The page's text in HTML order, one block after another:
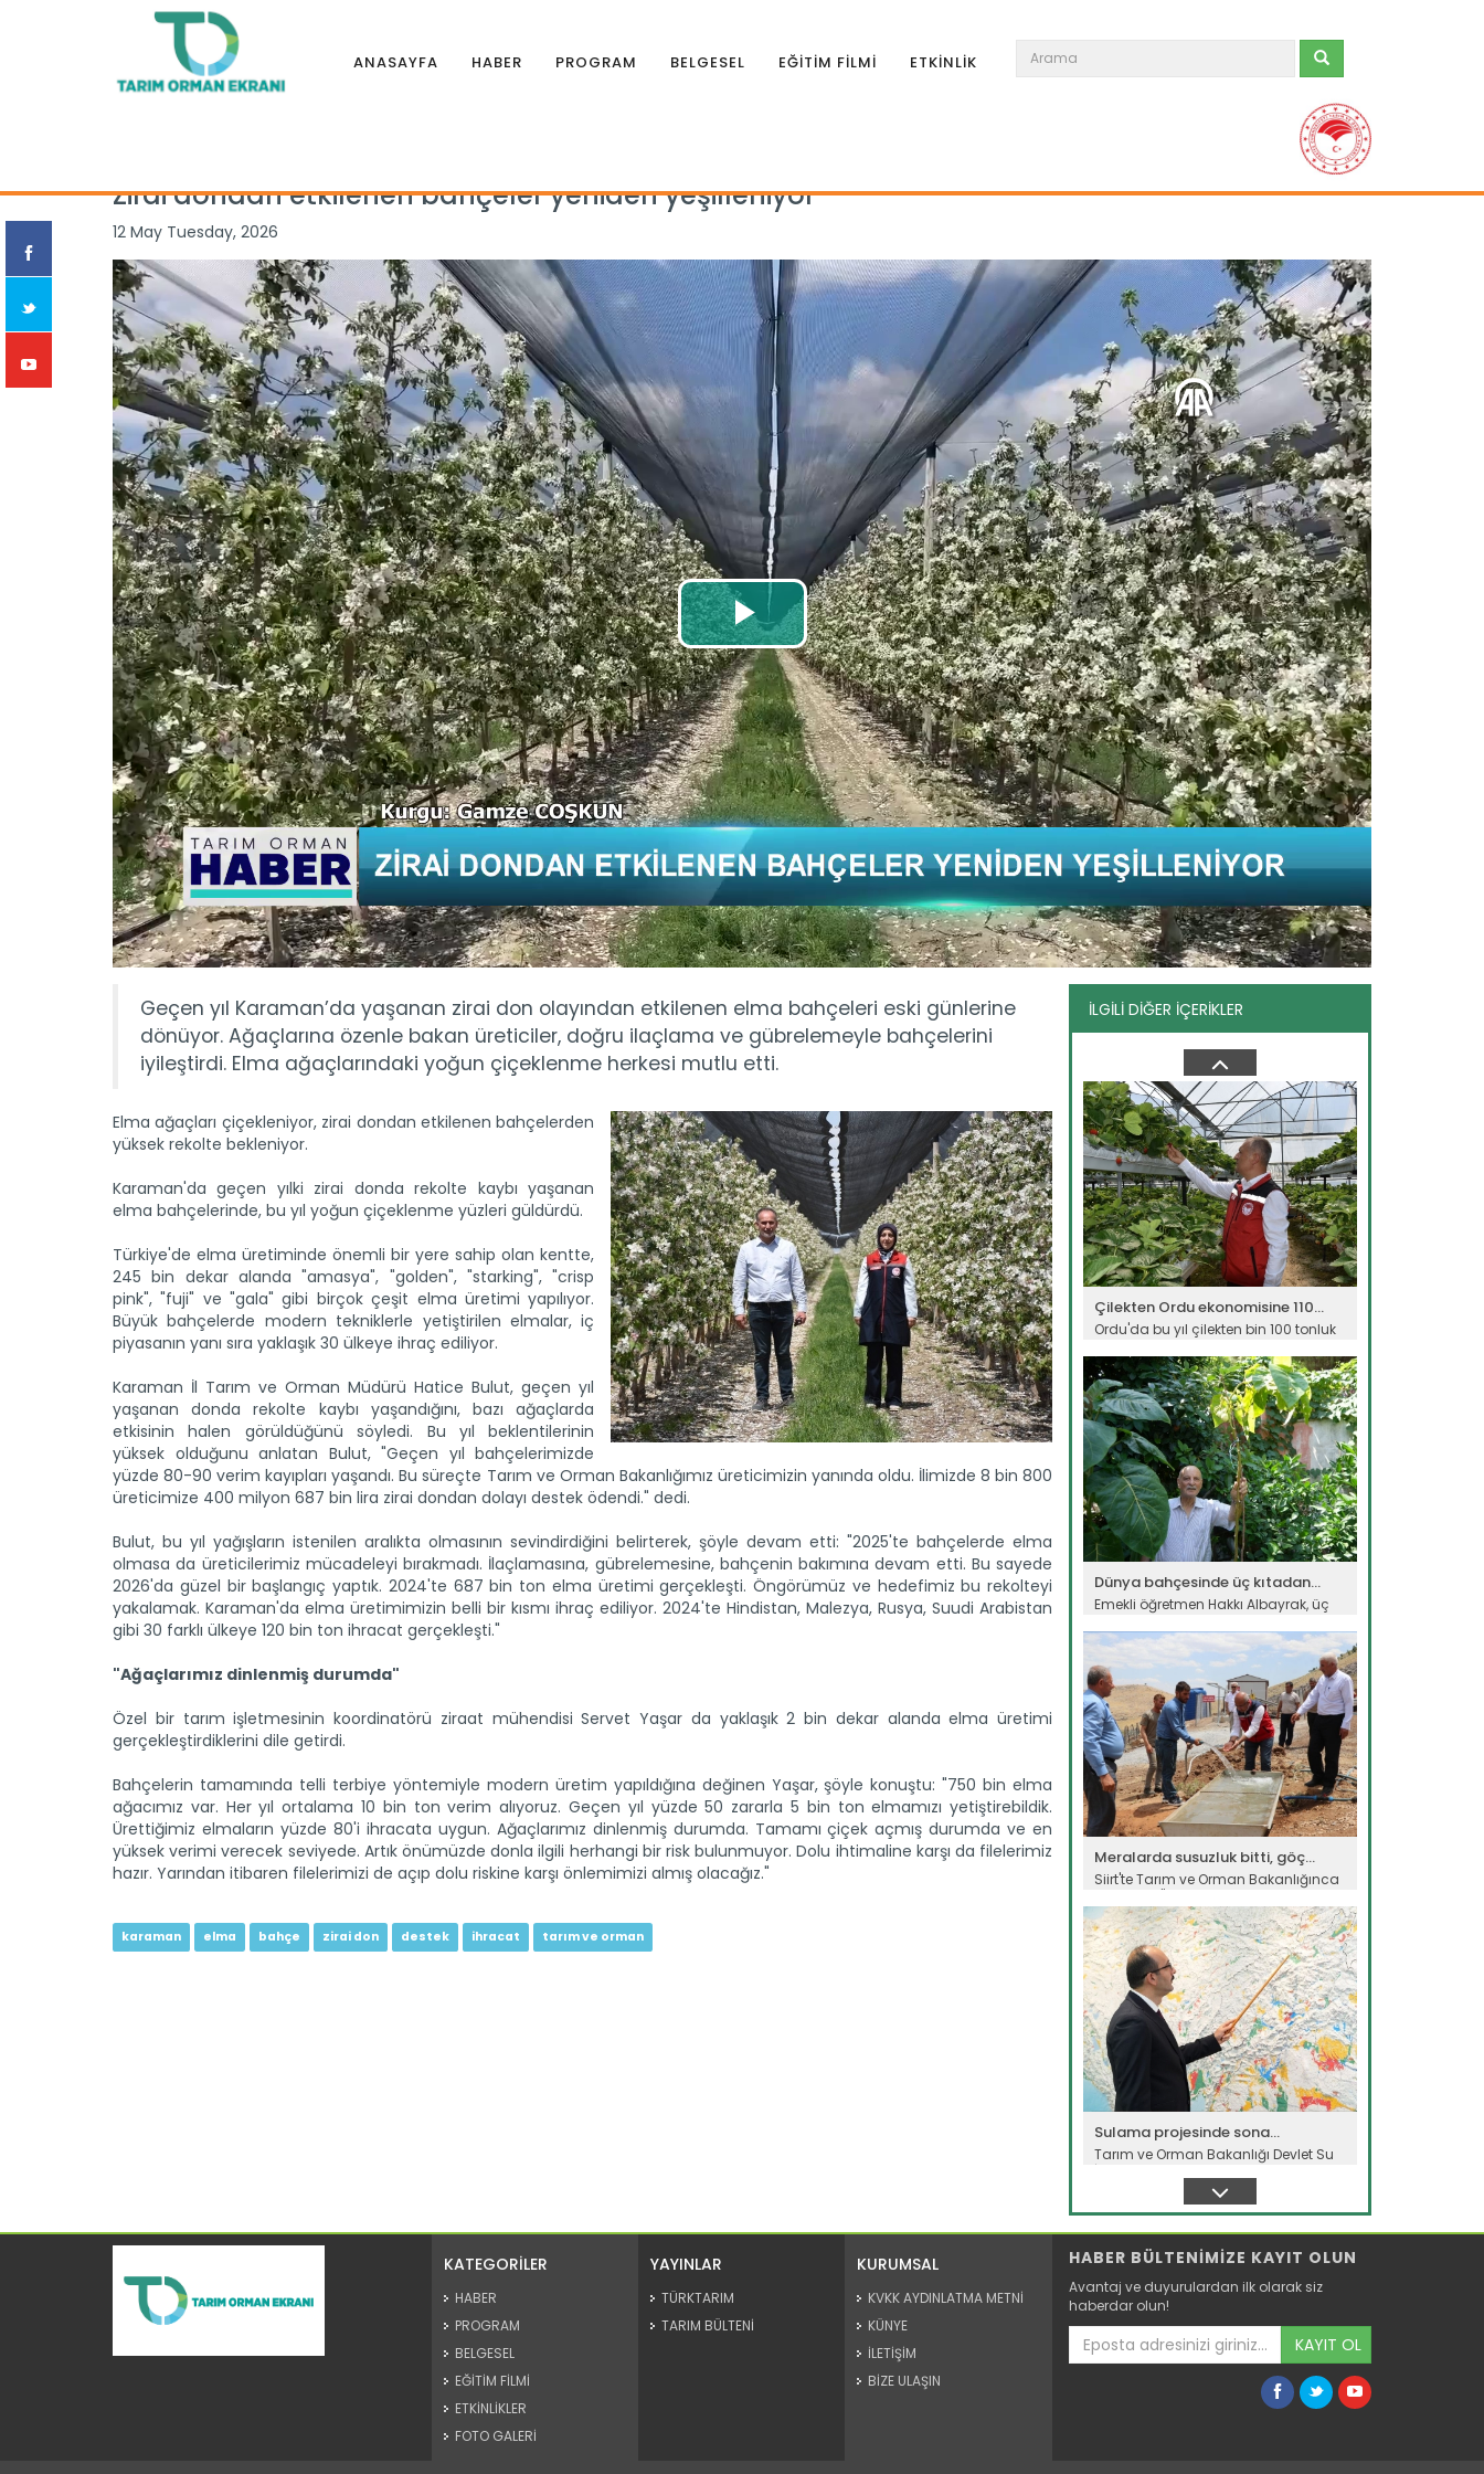
ANASAYFA HABER PROGRAM BELGESEL EĞİTİM FİLMİ ETKİNLİK
Zirai dondan etkilenen bahçeler yeniden yeşilleniyor
12 May Tuesday, 2026
Geçen yıl Karaman’da yaşanan zirai don olayından etkilenen elma bahçeleri eski günlerine
dönüyor. Ağaçlarına özenle bakan üreticiler, doğru ilaçlama ve gübrelemeyle bahçelerini
iyileştirdi. Elma ağaçlarındaki yoğun çiçeklenme herkesi mutlu etti.
Elma ağaçları çiçekleniyor, zirai dondan etkilenen bahçelerden
yüksek rekolte bekleniyor.
Karaman'da geçen yılki zirai donda rekolte kaybı yaşanan
elma bahçelerinde, bu yıl yoğun çiçeklenme yüzleri güldürdü.
Türkiye'de elma üretiminde önemli bir yere sahip olan kentte,
245 bin dekar alanda "amasya", "golden", "starking", "crisp
pink", "fuji" ve "gala" gibi birçok çeşit elma üretimi yapılıyor.
Büyük bahçelerde modern tekniklerle yetiştirilen elmalar, iç
piyasanın yanı sıra yaklaşık 30 ülkeye ihraç ediliyor.
Karaman İl Tarım ve Orman Müdürü Hatice Bulut, geçen yıl
yaşanan donda rekolte kaybı yaşandığını, bazı ağaçlarda
etkisinin halen görüldüğünü söyledi. Bu yıl beklentilerinin
yüksek olduğunu anlatan Bulut, "Geçen yıl bahçelerimizde
yüzde 80-90 verim kayıpları yaşandı. Bu süreçte Tarım ve Orman Bakanlığımız üreticimizin yanında oldu. İlimizde 8 bin 800
üreticimize 400 milyon 687 bin lira zirai dondan dolayı destek ödendi." dedi.
Bulut, bu yıl yağışların istenilen aralıkta olmasının sevindirdiğini belirterek, şöyle devam etti: "2025'te bahçelerde elma
olmasa da üreticilerimiz mücadeleyi bırakmadı. İlaçlamasına, gübrelemesine, bahçenin bakımına devam etti. Bu sayede
2026'da güzel bir başlangıç yaptık. 2024'te 687 bin ton elma üretimi gerçekleşti. Öngörümüz ve hedefimiz bu rekolteyi
yakalamak. Karaman'da elma üretimimizin belli bir kısmı ihraç ediliyor. 2024'te Hindistan, Malezya, Rusya, Suudi Arabistan
gibi 30 farklı ülkeye 120 bin ton ihracat gerçekleşti."
"Ağaçlarımız dinlenmiş durumda"
Özel bir tarım işletmesinin koordinatörü ziraat mühendisi Servet Yaşar da yaklaşık 2 bin dekar alanda elma üretimi
gerçekleştirdiklerini dile getirdi.
Bahçelerin tamamında telli terbiye yöntemiyle modern üretim yapıldığına değinen Yaşar, şöyle konuştu: "750 bin elma
ağacımız var. Her yıl ortalama 10 bin ton verim alıyoruz. Geçen yıl yüzde 50 zararla 5 bin ton elmamızı yetiştirebildik.
Ürettiğimiz elmaların yüzde 80'i ihracata uygun. Ağaçlarımız dinlenmiş durumda. Tamamı çiçek açmış durumda ve en
yüksek verimi verecek seviyede. Artık önümüzde donla ilgili herhangi bir risk bulunmuyor. Dolu ihtimaline karşı da filelerimiz
hazır. Yarından itibaren filelerimizi de açıp dolu riskine karşı önlemimizi almış olacağız."
karaman elma bahçe zirai don destek ihracat tarım ve orman
İLGİLİ DİĞER İÇERİKLER
Devamını Oku ->
Kaba yem ihtiyacı sorgun...
Malatya'da hayvancılığın kaba yem
ihtiyacının karşılanması...
Devamını Oku ->
Kağızman kayısısı lezzetini...
Kars'ın Kağızman ilçesinde, Aras
Vadisi'nde mikroklimada yetişen...
Devamını Oku ->
Muğla Çileği Projesi kırsalda...
Muğla'da 2018'de başlatılan projeyle
çilek üretim alanı bin 614...
Devamını Oku ->
Çilekten Ordu ekonomisine 110...
Ordu'da bu yıl çilekten bin 100 tonluk
Devamını Oku ->
Dünya bahçesinde üç kıtadan...
Emekli öğretmen Hakkı Albayrak, üç
Devamını Oku ->
Meralarda susuzluk bitti, göç...
Siirt'te Tarım ve Orman Bakanlığınca
yürütülen "Mera Islah ve...
Devamını Oku ->
Sulama projesinde sona...
Tarım ve Orman Bakanlığı Devlet Su
İşleri Genel Müdürlüğünün...
B-Reçete sistemi ile güvenilir...
KATEGORİLER
HABER
PROGRAM
BELGESEL
EĞİTİM FİLMİ
ETKİNLİKLER
FOTO GALERİ
YAYINLAR
TÜRKTARIM
TARIM BÜLTENİ
KURUMSAL
KVKK AYDINLATMA METNİ
KÜNYE
İLETİŞİM
BİZE ULAŞIN
HABER BÜLTENİMİZE KAYIT OLUN
Avantaj ve duyurulardan ilk olarak siz
haberdar olun!
KAYIT OL